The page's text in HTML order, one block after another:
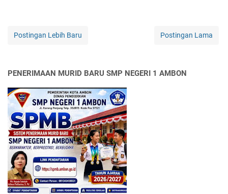
Postingan Lebih Baru Postingan Lama
PENERIMAAN MURID BARU SMP NEGERI 1 AMBON